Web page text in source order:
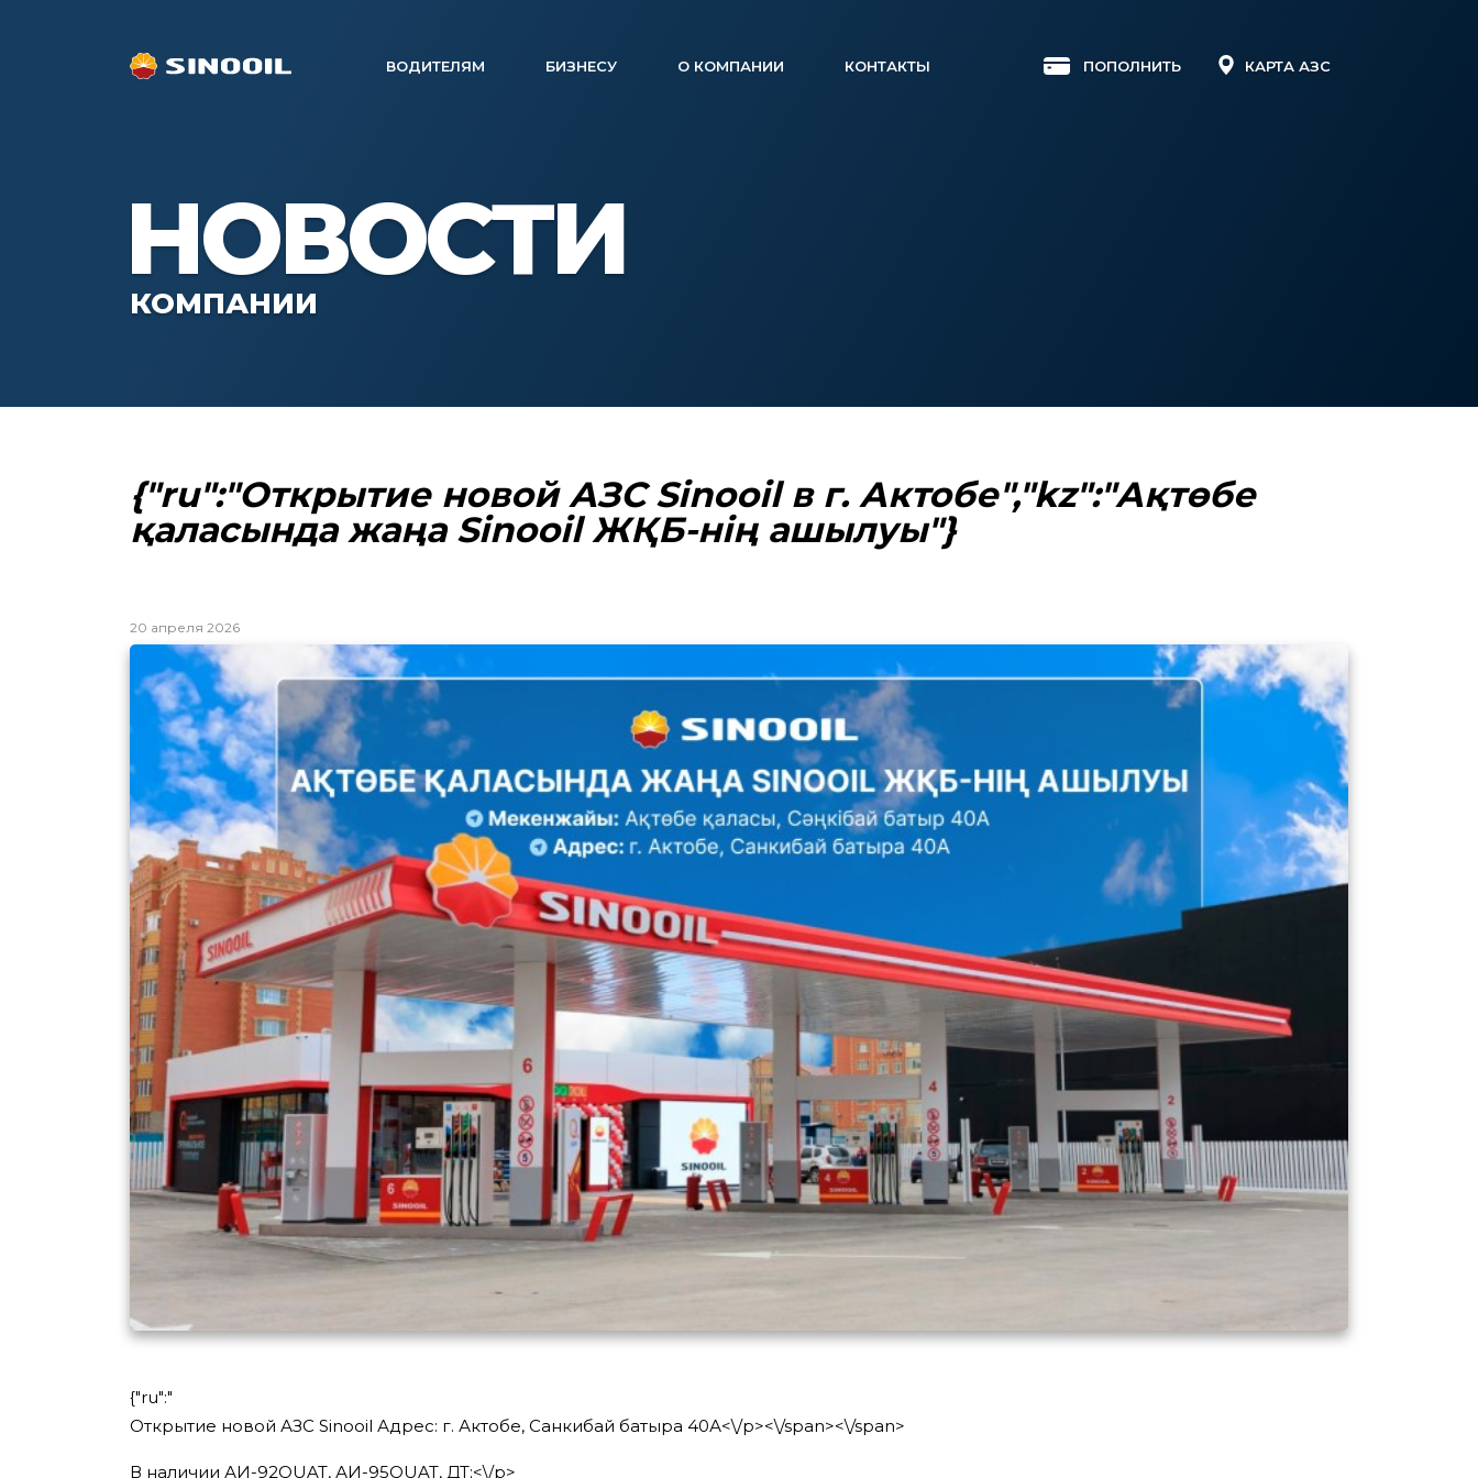
ВОДИТЕЛЯМ БИЗНЕСУ О КОМПАНИИ КОНТАКТЫ ПОПОЛНИТЬ КАРТА АЗС
НОВОСТИ
КОМПАНИИ
{"ru":"Открытие новой АЗС Sinooil в г. Актобе","kz":"Ақтөбе
қаласында жаңа Sinooil ЖҚБ-нің ашылуы"}
20 апреля 2026
{"ru":"
Открытие новой АЗС Sinooil Адрес: г. Актобе, Санкибай батыра 40А<\/p><\/span><\/span>
В наличии АИ-92QUAT, АИ-95QUAT, ДТ;<\/p>